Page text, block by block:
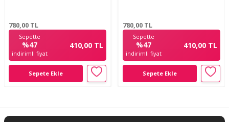
780,00 TL
Sepette
%47
indirimli fiyat
410,00 TL
Sepete Ekle
780,00 TL
Sepette
%47
indirimli fiyat
410,00 TL
Sepete Ekle